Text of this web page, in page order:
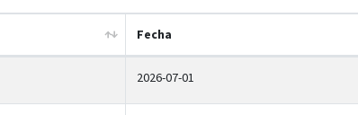
Fecha
2026-07-01